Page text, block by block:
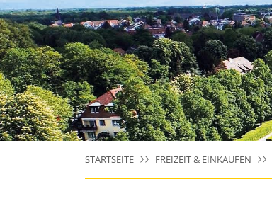
STARTSEITE FREIZEIT & EINKAUFEN